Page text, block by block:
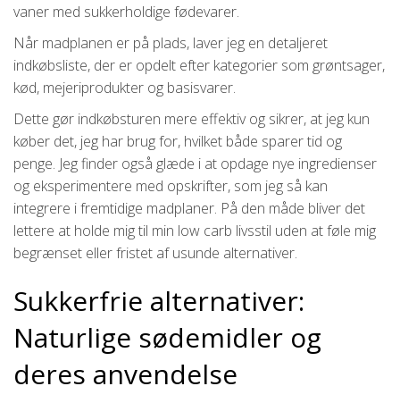
vaner med sukkerholdige fødevarer.
Når madplanen er på plads, laver jeg en detaljeret
indkøbsliste, der er opdelt efter kategorier som grøntsager,
kød, mejeriprodukter og basisvarer.
Dette gør indkøbsturen mere effektiv og sikrer, at jeg kun
køber det, jeg har brug for, hvilket både sparer tid og
penge. Jeg finder også glæde i at opdage nye ingredienser
og eksperimentere med opskrifter, som jeg så kan
integrere i fremtidige madplaner. På den måde bliver det
lettere at holde mig til min low carb livsstil uden at føle mig
begrænset eller fristet af usunde alternativer.
Sukkerfrie alternativer:
Naturlige sødemidler og
deres anvendelse